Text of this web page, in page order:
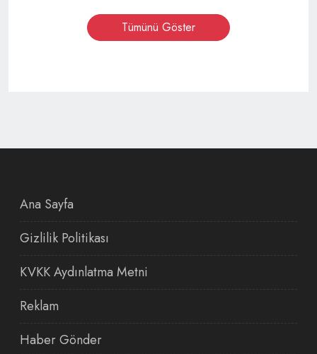
Tümünü Göster
Ana Sayfa
Gizlilik Politikası
KVKK Aydınlatma Metni
Reklam
Haber Gönder